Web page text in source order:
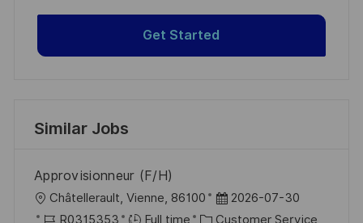
Get Started
Similar Jobs
Approvisionneur (F/H)
L
o
Châtellerault, Vienne, 86100
P
o
2026-07-30
J
R0315353 Full time
C Customer Service